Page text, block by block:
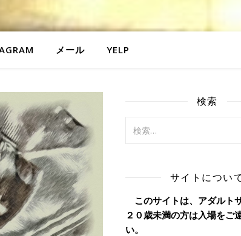
メール YELP
検索
サイトについ
このサイトは、アダルト
２０歳未満の方は入場をご
い。